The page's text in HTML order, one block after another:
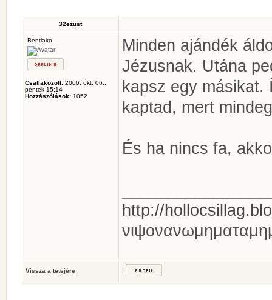
32ezüst
Bentlakó
Csatlakozott: 2006. okt. 06.,
péntek 15:14
Hozzászólások: 1052
Minden ajándék
Jézusnak. Utána
kapsz egy másikat.
kaptad, mert
És ha nincs fa,
http://
Vissza a tetejére